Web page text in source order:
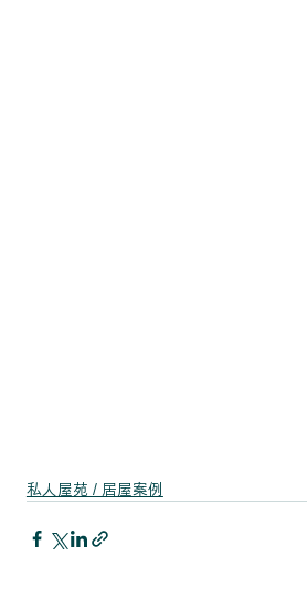
私人屋苑 / 居屋案例